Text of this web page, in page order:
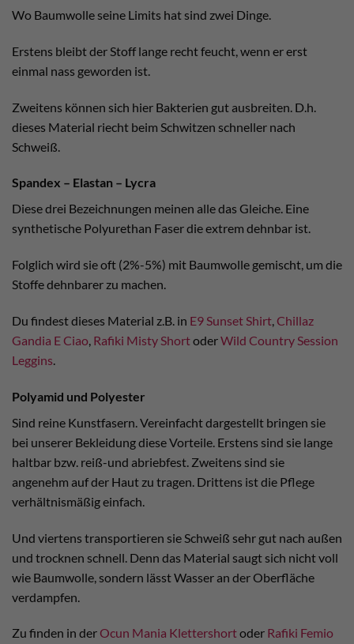
Wo Baumwolle seine Limits hat sind zwei Dinge.
Erstens bleibt der Stoff lange recht feucht, wenn er erst
einmal nass geworden ist.
Zweitens können sich hier Bakterien gut ausbreiten. D.h.
dieses Material riecht beim Schwitzen schneller nach
Schweiß.
Spandex – Elastan – Lycra
Diese drei Bezeichnungen meinen alle das Gleiche. Eine
synthetische Polyurethan Faser die extrem dehnbar ist.
Folglich wird sie oft (2%-5%) mit Baumwolle gemischt, um die
Stoffe dehnbarer zu machen.
Du findest dieses Material z.B. in E9 Sunset Shirt,Chillaz
Gandia E Ciao, Rafiki Misty ShortoderWild Country Session
Leggins.
Polyamid und Polyester
Sind reine Kunstfasern. Vereinfacht dargestellt bringen sie
bei unserer Bekleidung diese Vorteile. Erstens sind sie lange
haltbar bzw. reiß-und abriebfest. Zweitens sind sie
angenehm auf der Haut zu tragen. Drittens ist die Pflege
verhältnismäßig einfach.
Und viertens transportieren sie Schweiß sehr gut nach außen
und trocknen schnell. Denn das Material saugt sich nicht voll
wie Baumwolle, sondern lässt Wasser an der Oberfläche
verdampfen.
Zu finden in der Ocun Mania Klettershortoder Rafiki Femio